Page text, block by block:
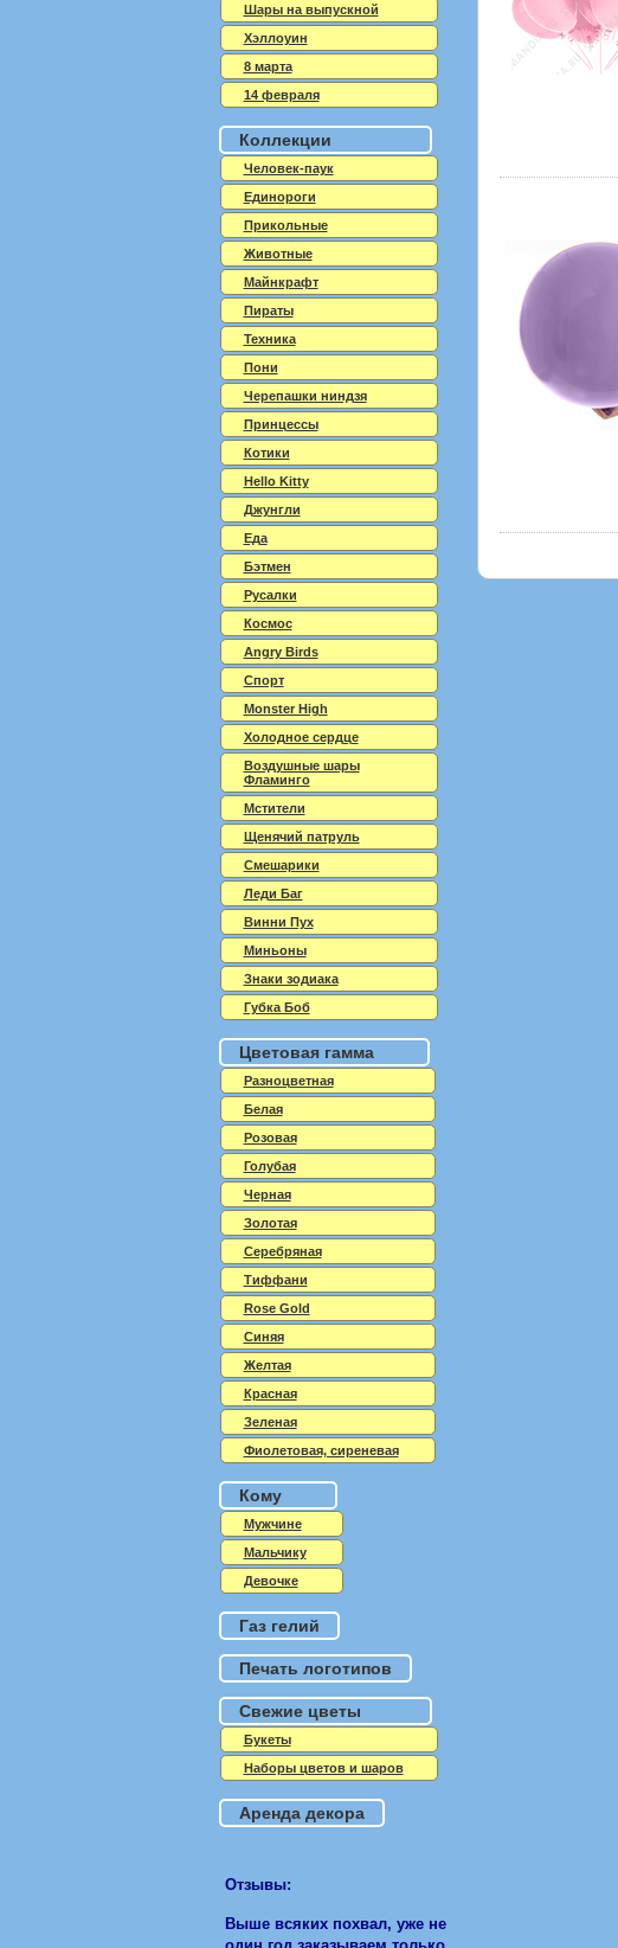
Шары на выпускной
Хэллоуин
8 марта
14 февраля
Коллекции
Человек-паук
Единороги
Прикольные
Животные
Майнкрафт
Пираты
Техника
Пони
Черепашки ниндзя
Принцессы
Котики
Hello Kitty
Джунгли
Еда
Бэтмен
Русалки
Космос
Angry Birds
Спорт
Monster High
Холодное сердце
Воздушные шары
Фламинго
Мстители
Щенячий патруль
Смешарики
Леди Баг
Винни Пух
Миньоны
Знаки зодиака
Губка Боб
Цветовая гамма
Разноцветная
Белая
Розовая
Голубая
Черная
Золотая
Серебряная
Тиффани
Rose Gold
Синяя
Желтая
Красная
Зеленая
Фиолетовая, сиреневая
Кому
Мужчине
Мальчику
Девочке
Газ гелий
Печать логотипов
Свежие цветы
Букеты
Наборы цветов и шаров
Аренда декора
Отзывы:
Выше всяких похвал, уже не